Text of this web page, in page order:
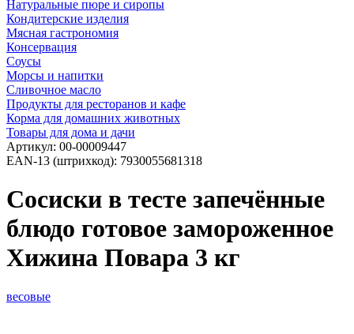
Натуральные пюре и сиропы
Кондитерские изделия
Мясная гастрономия
Консервация
Соусы
Морсы и напитки
Сливочное масло
Продукты для ресторанов и кафе
Корма для домашних животных
Товары для дома и дачи
Артикул: 00-00009447
EAN-13 (штрихкод): 7930055681318
Сосиски в тесте запечённые
блюдо готовое замороженное
Хижина Повара 3 кг
весовые